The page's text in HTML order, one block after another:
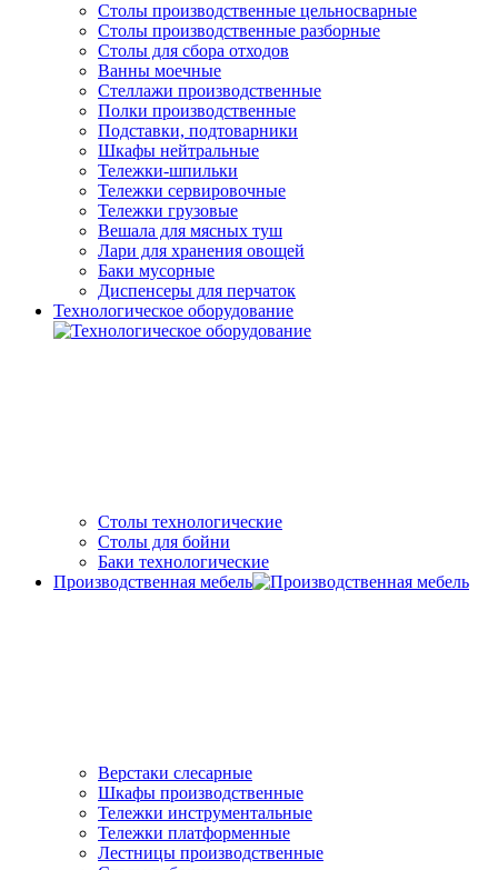
Столы производственные цельносварные
Cтолы производственные разборные
Столы для сбора отходов
Ванны моечные
Стеллажи производственные
Полки производственные
Подставки, подтоварники
Шкафы нейтральные
Тележки-шпильки
Тележки сервировочные
Тележки грузовые
Вешала для мясных туш
Лари для хранения овощей
Баки мусорные
Диспенсеры для перчаток
Технологическое оборудование
Столы технологические
Столы для бойни
Баки технологические
Производственная мебель
Верстаки слесарные
Шкафы производственные
Тележки инструментальные
Тележки платформенные
Лестницы производственные